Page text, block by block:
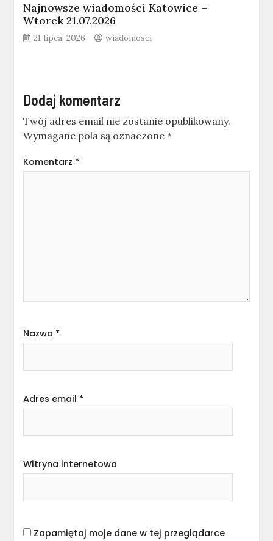
Najnowsze wiadomości Katowice –
Wtorek 21.07.2026
21 lipca, 2026 wiadomosci
Dodaj komentarz
Twój adres email nie zostanie opublikowany.
Wymagane pola są oznaczone*
Komentarz *
Nazwa *
Adres email *
Witryna internetowa
Zapamiętaj moje dane w tej przeglądarce